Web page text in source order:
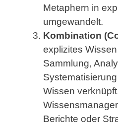
Metaphern in
umgewandelt.
Kombination
explizites
Sammlung,
Wissen
Berichte oder